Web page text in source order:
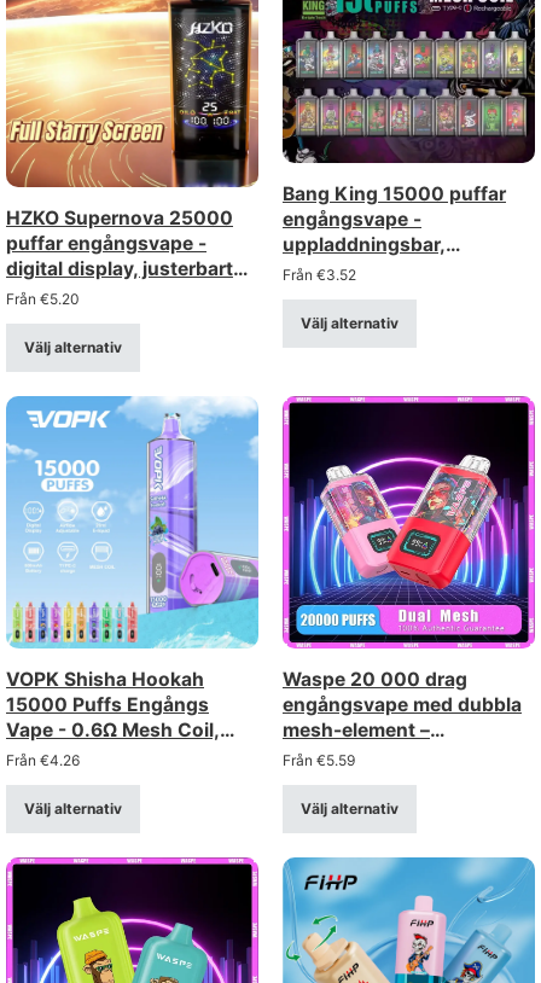
HZKO Supernova 25000
puffar engångsvape -
digital display, justerbart
luftflöde, mesh-spole
Från €5.20
Välj alternativ
Bang King 15000 puffar
engångsvape -
uppladdningsbar,
justerbart luftflöde
Från €3.52
Välj alternativ
VOPK Shisha Hookah
15000 Puffs Engångs
Vape - 0.6Ω Mesh Coil,
Uppladdningsbar
Från €4.26
Välj alternativ
Waspe 20 000 drag
engångsvape med dubbla
mesh-element –
uppladdningsbar med
LCD-skärm (styrka 0-5%)
Från €5.59
Välj alternativ